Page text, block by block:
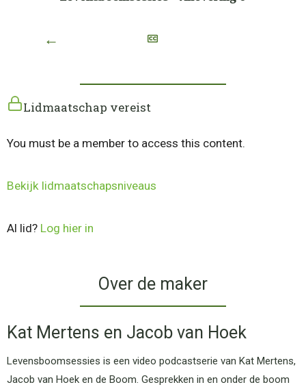
←
Lidmaatschap vereist
You must be a member to access this content.
Bekijk lidmaatschapsniveaus
Al lid? Log hier in
Over de maker
Kat Mertens en Jacob van Hoek
Levensboomsessies is een video podcastserie van Kat Mertens,
Jacob van Hoek en de Boom. Gesprekken in en onder de boom